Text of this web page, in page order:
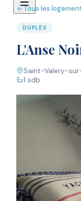
Tous les
DUPLEX
L'Anse
Saint-Valery-
1 sdb